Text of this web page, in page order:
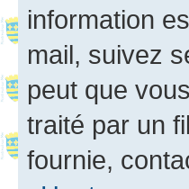
information
mail, suivez
peut que
traité par un
fournie,